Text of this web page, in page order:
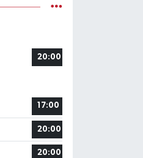
20:00
17:00
20:00
20:00